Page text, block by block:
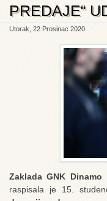
PREDAJE“
Utorak, 22 Prosinac 2020
Zaklada GNK Dinamo
raspisala je 15.